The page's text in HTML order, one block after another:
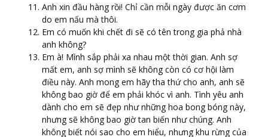
Anh xin đầu hàng rồi! Chỉ cần mỗi ngày được ăn cơm
do em nấu mà thôi.
Em có muốn khi chết đi sẽ có tên trong gia phả nhà
anh không?
Em à! Mình sắp phải xa nhau một thời gian. Anh sợ
mất em, anh sợ mình sẽ không còn có cơ hội làm
điều này. Anh mong em hãy tha thứ cho anh, anh sẽ
không bao giờ để em phải khóc vì anh. Tình yêu anh
dành cho em sẽ đẹp như những hoa bong bóng này,
nhưng sẽ không bao giờ tan biến như chúng. Anh
không biết nói sao cho em hiểu, nhưng khu rừng của